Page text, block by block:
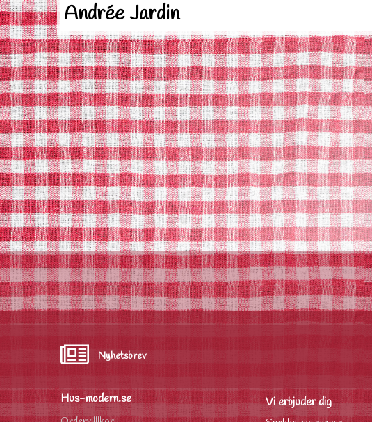
Andrée Jardin
Nyhetsbrev
Hus-modern.se Vi erbjuder dig